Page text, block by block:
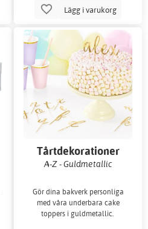
Lägg i varukorg
Tårtdekorationer
A-Z - Guldmetallic
Gör dina bakverk personliga
med våra underbara cake
toppers i guldmetallic.